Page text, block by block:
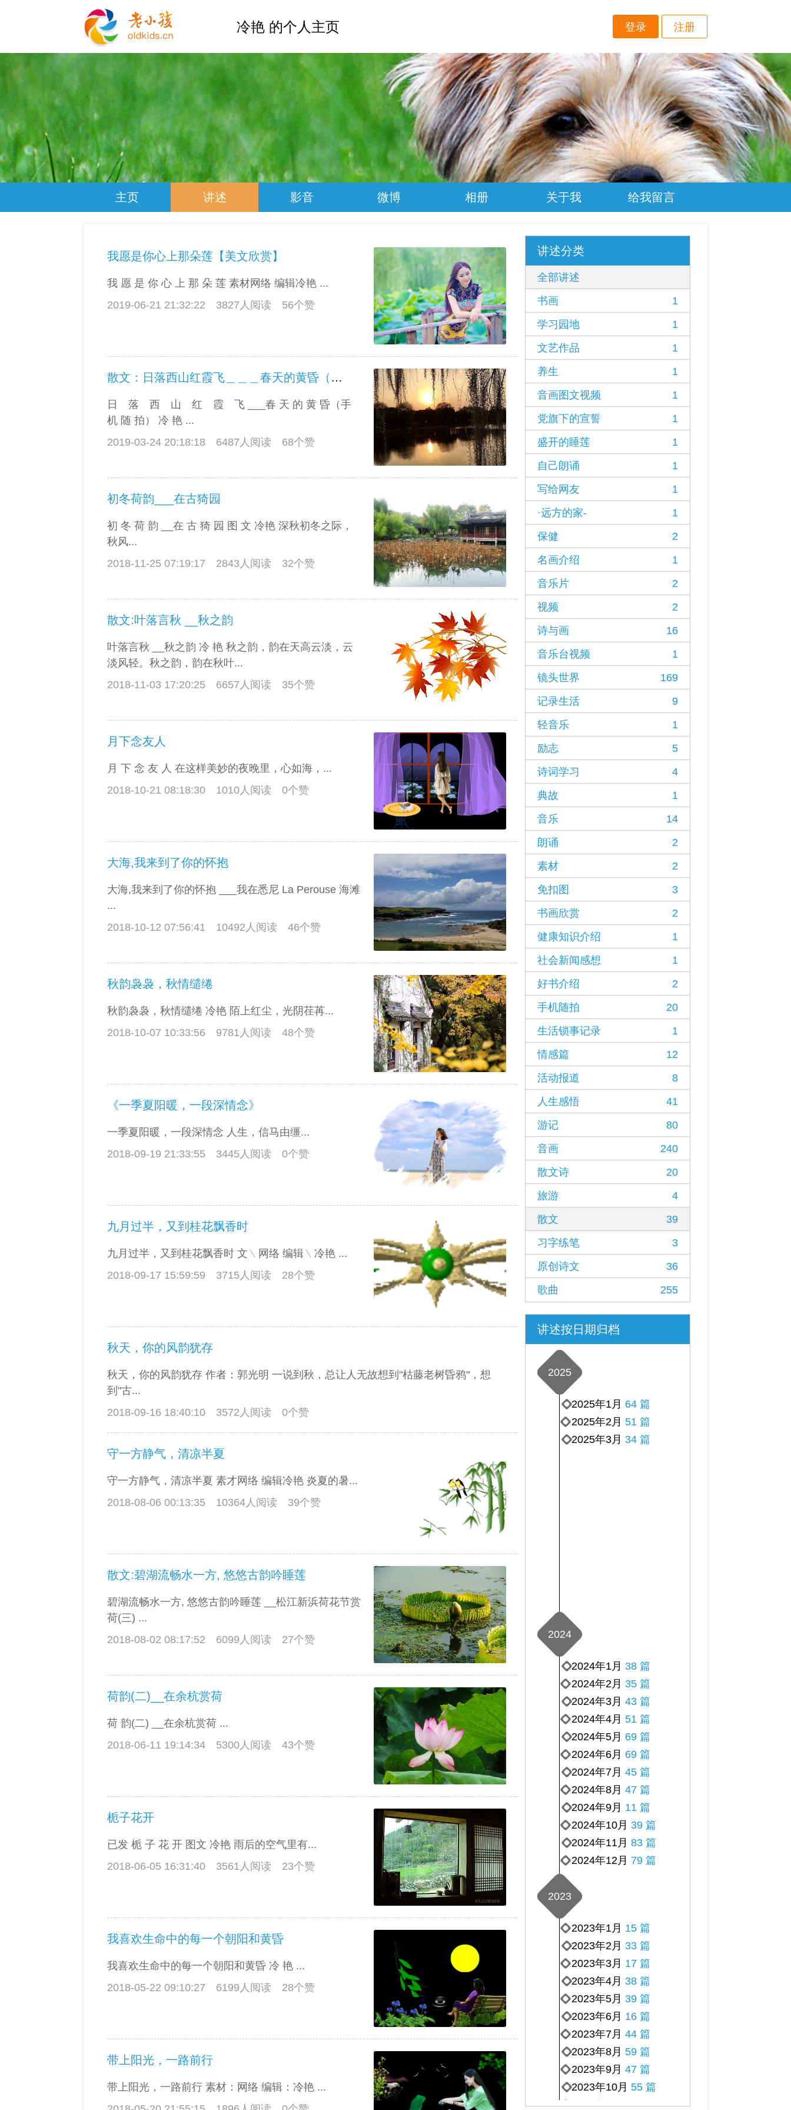
冷艳 的个人主页 登录 注册
主页 讲述 影音 微博 相册 关于我 给我留言
我愿是你心上那朵莲【美文欣赏】
我 愿 是 你 心 上 那 朵 莲 素材网络 编辑冷艳 ...
2019-06-21 21:32:22
3827人阅读 56个赞
散文：日落西山红霞飞＿＿＿春天的黄昏（手机随拍）
日 落 西 山 红 霞 飞 ___春 天 的 黄 昏（手
机 随 拍） 冷 艳 ...
2019-03-24 20:18:18
6487人阅读 68个赞
初冬荷韵___在古猗园
初 冬 荷 韵 __在 古 猗 园 图 文 冷艳 深秋初冬之际，
秋风...
2018-11-25 07:19:17
2843人阅读 32个赞
散文:叶落言秋 __秋之韵
叶落言秋 __秋之韵 冷 艳 秋之韵，韵在天高云淡，云
淡风轻。秋之韵，韵在秋叶...
2018-11-03 17:20:25
6657人阅读 35个赞
月下念友人
月 下 念 友 人 在这样美妙的夜晚里，心如海，...
2018-10-21 08:18:30
1010人阅读 0个赞
大海,我来到了你的怀抱
大海,我来到了你的怀抱 ___我在悉尼 La Perouse 海滩
...
2018-10-12 07:56:41
10492人阅读 46个赞
秋韵袅袅，秋情缱绻
秋韵袅袅，秋情缱绻 冷艳 陌上红尘，光阴荏苒...
2018-10-07 10:33:56
9781人阅读 48个赞
《一季夏阳暖，一段深情念》
一季夏阳暖，一段深情念 人生，信马由缰...
2018-09-19 21:33:55
3445人阅读 0个赞
九月过半，又到桂花飘香时
九月过半，又到桂花飘香时 文﹨网络 编辑﹨冷艳 ...
2018-09-17 15:59:59
3715人阅读 28个赞
秋天，你的风韵犹存
秋天，你的风韵犹存 作者：郭光明 一说到秋，总让人无故想到"枯藤老树昏鸦"，想
到"古...
2018-09-16 18:40:10
3572人阅读 0个赞
守一方静气，清凉半夏
守一方静气，清凉半夏 素才网络 编辑冷艳 炎夏的暑...
2018-08-06 00:13:35
10364人阅读 39个赞
散文:碧湖流畅水一方, 悠悠古韵吟睡莲
碧湖流畅水一方, 悠悠古韵吟睡莲 __松江新浜荷花节赏
荷(三) ...
2018-08-02 08:17:52
6099人阅读 27个赞
荷韵(二)__在余杭赏荷
荷 韵(二) __在余杭赏荷 ...
2018-06-11 19:14:34
5300人阅读 43个赞
栀子花开
已发 栀 子 花 开 图文 冷艳 雨后的空气里有...
2018-06-05 16:31:40
3561人阅读 23个赞
我喜欢生命中的每一个朝阳和黄昏
我喜欢生命中的每一个朝阳和黄昏 冷 艳 ...
2018-05-22 09:10:27
6199人阅读 28个赞
带上阳光，一路前行
带上阳光，一路前行 素材：网络 编辑：冷艳 ...
讲述分类
全部讲述
书画
1
学习园地
1
文艺作品
1
养生
1
音画图文视频
1
党旗下的宣誓
1
盛开的睡莲
1
自己朗诵
1
写给网友
1
·远方的家-
1
保健
2
名画介绍
1
音乐片
2
视频
2
诗与画
16
音乐台视频
1
镜头世界
169
记录生活
9
轻音乐
1
励志
5
诗词学习
4
典故
1
音乐
14
朗诵
2
素材
2
免扣图
3
书画欣赏
2
健康知识介绍
1
社会新闻感想
1
好书介绍
2
手机随拍
20
生活锁事记录
1
情感篇
12
活动报道
8
人生感悟
41
游记
80
音画
240
散文诗
20
旅游
4
散文
39
习字练笔
3
原创诗文
36
歌曲
255
讲述按日期归档
2025
2025年3月 34 篇
2025年2月 51 篇
2025年1月 64 篇
2024
2024年12月 79 篇
2024年11月 83 篇
2024年10月 39 篇
2024年9月 11 篇
2024年8月 47 篇
2024年7月 45 篇
2024年6月 69 篇
2024年5月 69 篇
2024年4月 51 篇
2024年3月 43 篇
2024年2月 35 篇
2024年1月 38 篇
2023
2023年11月34 篇
2023年10月 55 篇
2023年9月 47 篇
2023年8月 59 篇
2023年7月 44 篇
2023年6月 16 篇
2023年5月 39 篇
2023年4月 38 篇
2023年3月 17 篇
2023年2月 33 篇
2023年1月 15 篇